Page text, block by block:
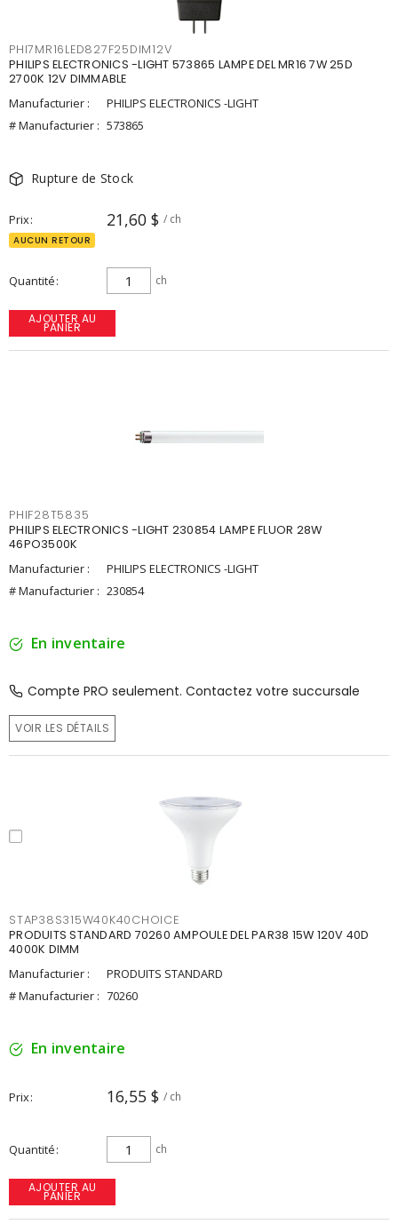
PHI7MR16LED827F25DIM12V
PHILIPS ELECTRONICS -LIGHT 573865 LAMPE DEL MR16 7W 25D
2700K 12V DIMMABLE
Manufacturier :
PHILIPS ELECTRONICS -LIGHT
# Manufacturier : 573865
Rupture de Stock
Prix 21,60 $ / ch
AUCUN RETOUR
Quantité ch
AJOUTER AU
PANIER
PHIF28T5835
PHILIPS ELECTRONICS -LIGHT 230854 LAMPE FLUOR 28W
46PO3500K
Manufacturier :
PHILIPS ELECTRONICS -LIGHT
# Manufacturier : 230854
En inventaire
Compte PRO seulement. Contactez votre succursale
VOIR LES DÉTAILS
STAP38S315W40K40CHOICE
PRODUITS STANDARD 70260 AMPOULE DEL PAR38 15W 120V 40D
4000K DIMM
Manufacturier :
PRODUITS STANDARD
# Manufacturier : 70260
En inventaire
Prix 16,55 $ / ch
Quantité ch
AJOUTER AU
PANIER